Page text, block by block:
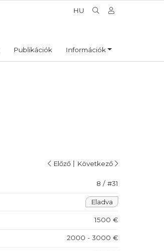
HU
Publikációk Információk
Előző | Következő
8 / #31
Eladva
1500 €
2000 - 3000 €